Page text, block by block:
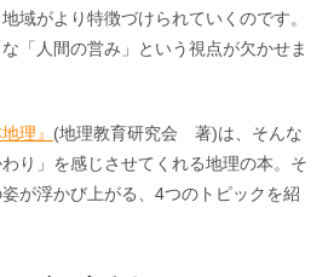
域がより特徴づけられていくのです。
「人間の営み」という視点が欠かせま
理』 (地理教育研究会 著)は、そんな
わり」を感じさせてくれる地理の本。そ
が浮かび上がる、4つのトピックを紹